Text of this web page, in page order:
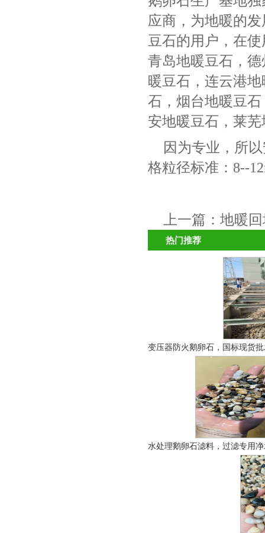
应商，为地暖的
豆石的用户，在
青岛地暖豆石，
暖豆石，连云港
石，烟台地暖豆
安地暖豆石，莱
因为专业，所
格粒径标准：8--
上一篇： 地暖
热门推荐
变压器防火鹅卵石，国标现货
水处理鹅卵石滤料，过滤专用